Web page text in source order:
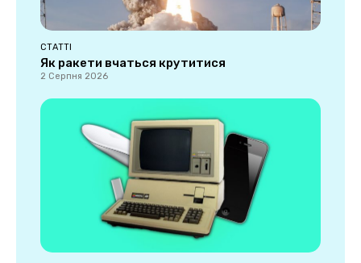
СТАТТІ
Як ракети вчаться крутитися
2 Серпня 2026